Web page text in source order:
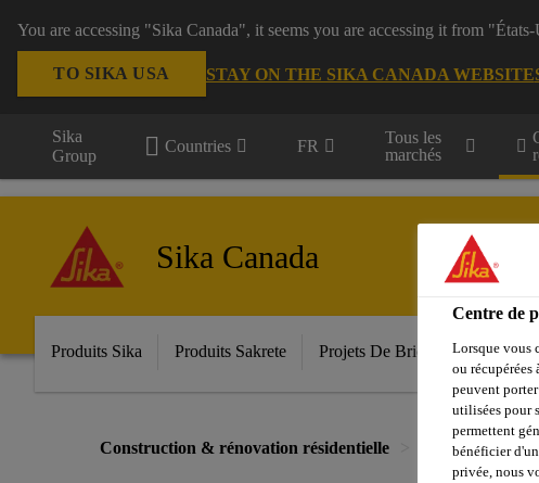
You are accessing "Sika Canada", it seems you are accessing it from
TO SIKA USA STAY ON THE SIKA CANADA WEBSITE
Sika
Group
Countries FR
Tous les
marchés
Sika Canada
Produits Sika Produits Sakrete Projets De Bricolage
Construction & rénovation résidentielle Produits
Centre de
Lorsque vous
ou
peuvent
utilisées pour
permettent
bénéficier
privée, nous